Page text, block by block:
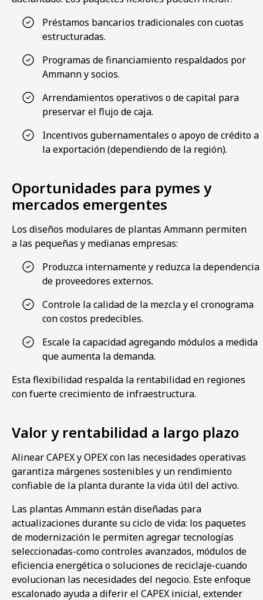
Préstamos bancarios tradicionales con cuotas
estructuradas.
Programas de financiamiento respaldados por
Ammann y socios.
Arrendamientos operativos o de capital para
preservar el flujo de caja.
Incentivos gubernamentales o apoyo de crédito a
la exportación (dependiendo de la región).
Oportunidades para pymes y
mercados emergentes
Los diseños modulares de plantas Ammann permiten
a las pequeñas y medianas empresas:
Produzca internamente y reduzca la dependencia
de proveedores externos.
Controle la calidad de la mezcla y el cronograma
con costos predecibles.
Escale la capacidad agregando módulos a medida
que aumenta la demanda.
Esta flexibilidad respalda la rentabilidad en regiones
con fuerte crecimiento de infraestructura.
Valor y rentabilidad a largo plazo
Alinear CAPEX y OPEX con las necesidades operativas
garantiza márgenes sostenibles y un rendimiento
confiable de la planta durante la vida útil del activo.
Las plantas Ammann están diseñadas para
actualizaciones durante su ciclo de vida: los paquetes
de modernización le permiten agregar tecnologías
seleccionadas-como controles avanzados, módulos de
eficiencia energética o soluciones de reciclaje-cuando
evolucionan las necesidades del negocio. Este enfoque
escalonado ayuda a diferir el CAPEX inicial, extender